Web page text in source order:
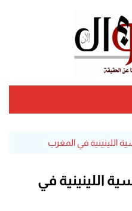
اللينينية في المغرب
اللينينية في